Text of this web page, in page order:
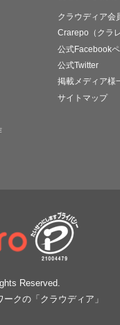
クラウディア会
Crarepo（クラレ
公式Facebook
公式Twitter
掲載メディア様
サイトマップ
Reserved.
クの「クラウディア」